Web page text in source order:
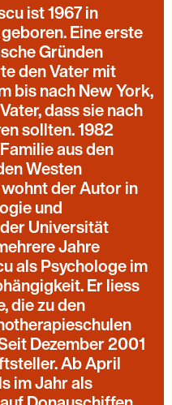
ist 1967 in
Eine erste
Gründen
den Vater mit
bis nach New York,
dass sie nach
sollten. 1982
aus den
Westen
der Autor in
und
Universität
Jahre
als Psychologe im
Er liess
die zu den
Dezember 2001
Ab April
im Jahr als